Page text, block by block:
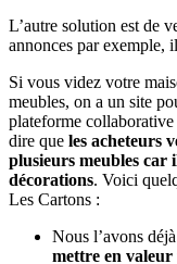
L’autre solution est de
annonces par exemple,
Si vous videz votre
meubles, on a un site
plateforme
dire que les acheteurs
plusieurs meubles car
décorations. Voici
Les Cartons :
Nous l’avons
mettre en